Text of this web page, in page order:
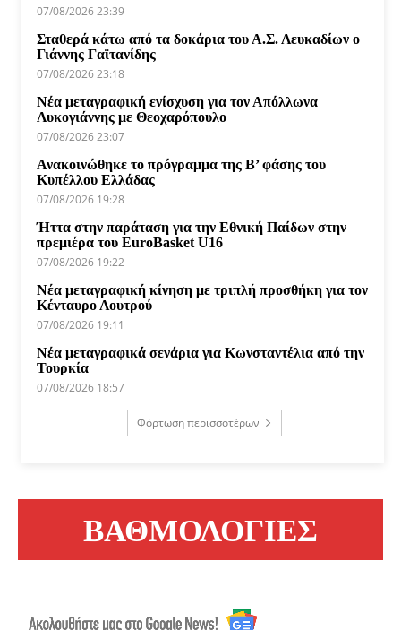
07/08/2026 23:39
Σταθερά κάτω από τα δοκάρια του Α.Σ. Λευκαδίων ο
Γιάννης Γαϊτανίδης
07/08/2026 23:18
Νέα μεταγραφική ενίσχυση για τον Απόλλωνα
Λυκογιάννης με Θεοχαρόπουλο
07/08/2026 23:07
Ανακοινώθηκε το πρόγραμμα της Β’ φάσης του
Κυπέλλου Ελλάδας
07/08/2026 19:28
Ήττα στην παράταση για την Εθνική Παίδων στην
πρεμιέρα του EuroBasket U16
07/08/2026 19:22
Νέα μεταγραφική κίνηση με τριπλή προσθήκη για τον
Κένταυρο Λουτρού
07/08/2026 19:11
Νέα μεταγραφικά σενάρια για Κωνσταντέλια από την
Τουρκία
07/08/2026 18:57
Φόρτωση περισσοτέρων
ΒΑΘΜΟΛΟΓΙΕΣ